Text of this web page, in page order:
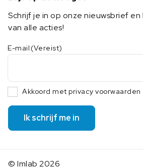
Schrijf je in op onze nieuwsbrief
van alle acties!
E-mail (Vereist)
Akkoord met privacy voorwaarden
Ik schrijf me in
© Imlab 2026